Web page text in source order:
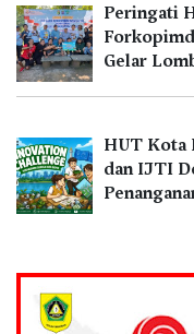
Peringati
Gelar
HUT Kota
dan IJTI